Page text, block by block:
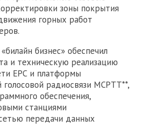
зоны покрытия
горных работ
бизнес» обеспечил
и техническую реализацию
EPС и платформы
голосовой радиосвязи МСРТТ**,
обеспечения,
станциями
передачи данных